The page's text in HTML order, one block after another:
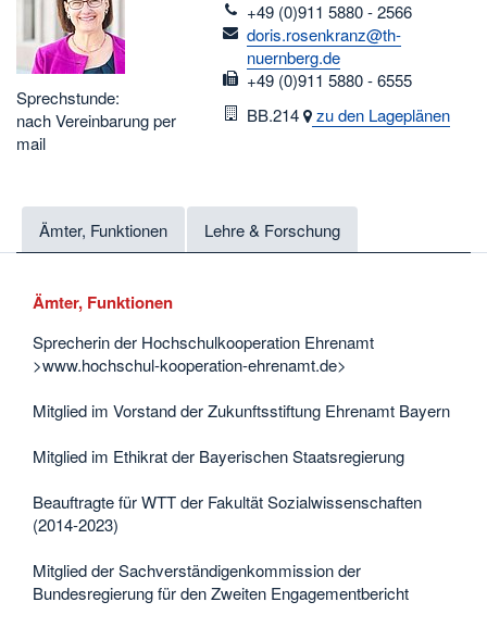
Sprechstunde:
nach Vereinbarung per
mail
telefon
+49 (0)911 5880 - 2566
email
doris.rosenkranz@th-
nuernberg.de
fax
+49 (0)911 5880 - 6555
Raum
BB.214 zu den Lageplänen
Ämter, Funktionen Lehre & Forschung
Ämter, Funktionen
Sprecherin der Hochschulkooperation Ehrenamt
>www.hochschul-kooperation-ehrenamt.de>
Mitglied im Vorstand der Zukunftsstiftung Ehrenamt Bayern
Mitglied im Ethikrat der Bayerischen Staatsregierung
Beauftragte für WTT der Fakultät Sozialwissenschaften
(2014-2023)
Mitglied der Sachverständigenkommission der
Bundesregierung für den Zweiten Engagementbericht